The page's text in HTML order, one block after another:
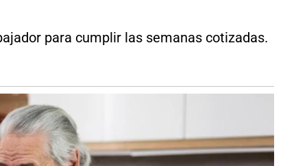
para cumplir las semanas cotizadas.